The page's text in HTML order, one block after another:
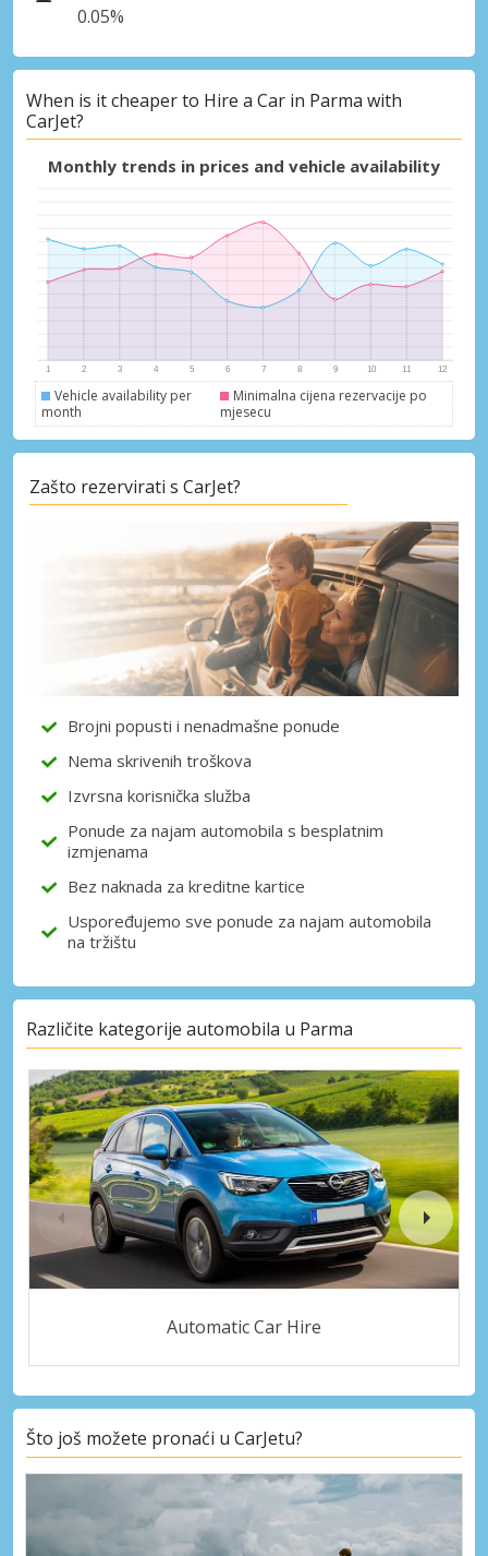
Posebni popusti
Pristupite ekskluzivnim ponudama naših
dobavljača
Prijava putem eLinka
0.05%
When is it cheaper to Hire a Car in Parma with
CarJet?
Monthly trends in prices and vehicle availability
Vehicle availability per
month
Minimalna cijena rezervacije po
mjesecu
Zašto rezervirati s CarJet?
Brojni popusti i nenadmašne ponude
Nema skrivenih troškova
Izvrsna korisnička služba
Ponude za najam automobila s besplatnim
izmjenama
Bez naknada za kreditne kartice
Uspoređujemo sve ponude za najam automobila
na tržištu
Različite kategorije automobila u Parma
Automatic Car Hire
Što još možete pronaći u CarJetu?